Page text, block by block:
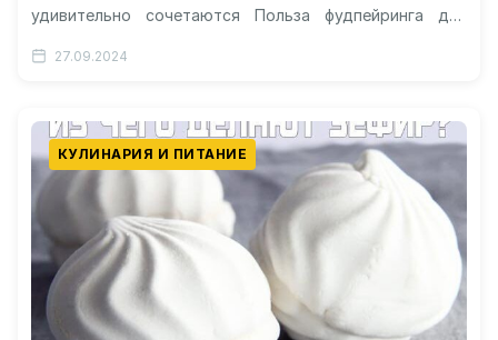
удивительно сочетаются Польза фудпейринга для
экспериментировать с фудпейрингом…
27.09.2024
КУЛИНАРИЯ И ПИТАНИЕ